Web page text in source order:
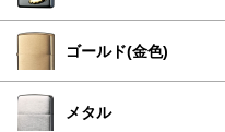
ゴールド(金色)
メタル